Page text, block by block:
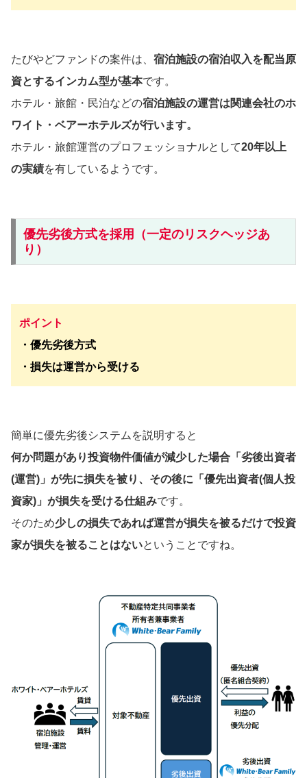
たびやどファンドの案件は、 宿泊施設の宿泊収入を配当原
資とするインカム型が基本です。
ホテル・旅館・民泊などの宿泊施設の運営は関連会社のホ
ワイト・ベアーホテルズが行います。
ホテル・旅館運営のプロフェッショナルとして20年以上
の実績を有しているようです。
優先劣後方式を採用（一定のリスクヘッジあ
り）
ポイント
・優先劣後方式
・損失は運営から受ける
簡単に優先劣後システムを説明すると
何か問題があり投資物件価値が減少した場合「劣後出資者
(運営)」が先に損失を被り、その後に「優先出資者(個人投
資家)」が損失を受ける仕組みです。
そのため少しの損失であれば運営が損失を被るだけで投資
家が損失を被ることはないということですね。